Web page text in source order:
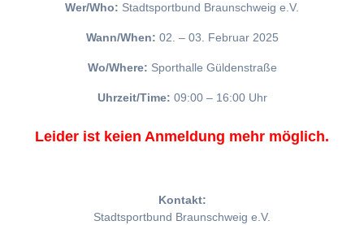
Wer/Who: Stadtsportbund Braunschweig e.V.
Wann/When: 02. – 03. Februar 2025
Wo/Where: Sporthalle Güldenstraße
Uhrzeit/Time: 09:00 – 16:00 Uhr
Leider ist keien Anmeldung mehr möglich.
Kontakt:
Stadtsportbund Braunschweig e.V.